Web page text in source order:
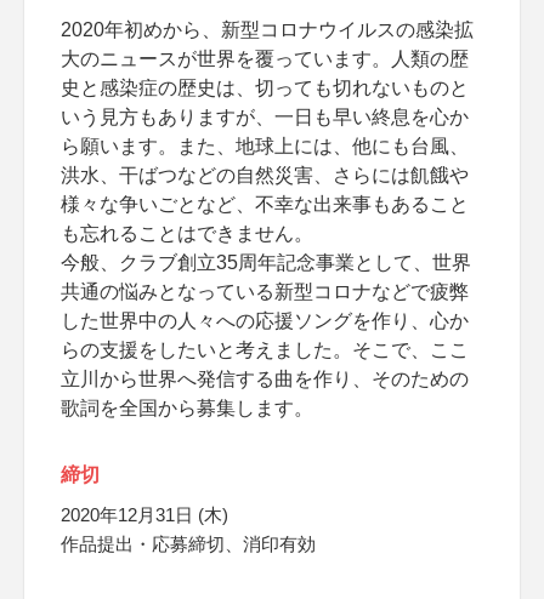
2020年初めから、新型コロナウイルスの感染拡
大のニュースが世界を覆っています。人類の歴
史と感染症の歴史は、切っても切れないものと
いう見方もありますが、一日も早い終息を心か
ら願います。また、地球上には、他にも台風、
洪水、干ばつなどの自然災害、さらには飢餓や
様々な争いごとなど、不幸な出来事もあること
も忘れることはできません。
今般、クラブ創立35周年記念事業として、世界
共通の悩みとなっている新型コロナなどで疲弊
した世界中の人々への応援ソングを作り、心か
らの支援をしたいと考えました。そこで、ここ
立川から世界へ発信する曲を作り、そのための
歌詞を全国から募集します。
締切
2020年12月31日 (木)
作品提出・応募締切、消印有効